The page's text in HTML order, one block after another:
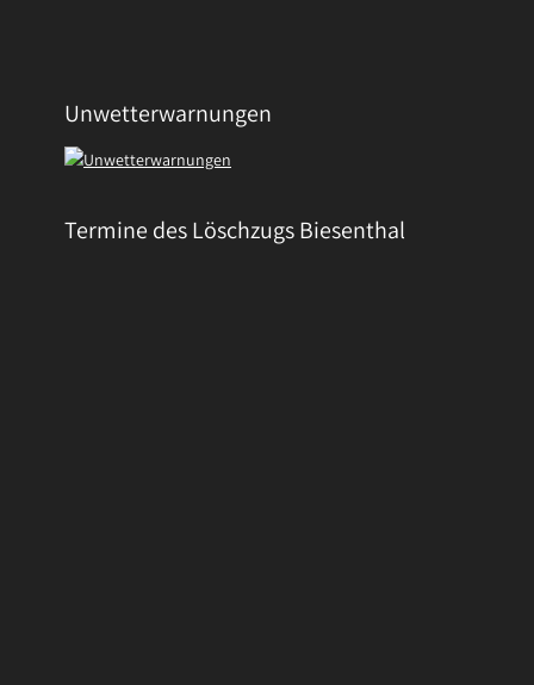
Unwetterwarnungen
Termine des Löschzugs Biesenthal